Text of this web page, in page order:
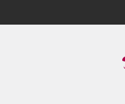
к